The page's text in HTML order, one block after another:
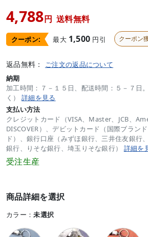
4,788円 送料無料
クーポン: 最大 1,500 円引 クーポン
返品無料： ご注文の返品について
納期
加工時間：７－１５日、配送時間：５－７日
く） 詳細を見る
支払い方法
クレジットカード（VISA、Master、JCB、
DISCOVER）、デビットカード（国際ブラン
ド）、銀行口座（みずほ銀行、三井住友銀行
銀行、りそな銀行、埼玉りそな銀行） 詳細を
受注生産
商品詳細を選択
カラー：未選択